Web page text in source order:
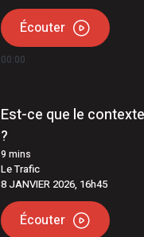
Écouter
00:00
Est-ce que le
?
9 mins
Le Trafic
8 JANVIER 2026, 16h45
Écouter